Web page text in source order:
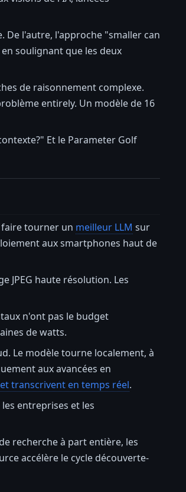
De l'autre, l'approche "smaller can
soulignant que les deux
de raisonnement complexe.
entirely. Un modèle de 16
Et le Parameter Golf
faire tourner un meilleur LLM sur
aux smartphones haut de
JPEG haute résolution. Les
n'ont pas le budget
de watts.
Le modèle tourne localement, à
aux avancées en
transcrivent en temps réel.
entreprises et les
recherche à part entière, les
accélère le cycle découverte-